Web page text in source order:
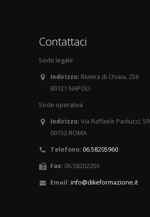
Contattaci
Sede legale
Indirizzo: Riviera di Chiaia, 256
80121 NAPOLI
Sede operativa
Indirizzo: Via Raffaele Paolucci, 59
00152 ROMA
Telefono: 06.58205960
Fax: 06.58202203
Email: info@dikeformazione.it